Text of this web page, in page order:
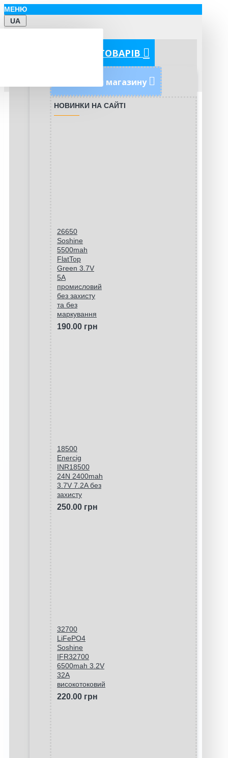
МЕНЮ
UA
КАТЕГОРІЇ ТОВАРІВ
Новинки магазину
НОВИНКИ НА САЙТІ
26650
Soshine
5500mah
FlatTop
Green 3.7V
5A
промисловий
без захисту
та без
маркування
190.00 грн
18500
Enercig
INR18500
24N 2400mah
3.7V 7.2A без
захисту
250.00 грн
32700
LiFePO4
Soshine
IFR32700
6500mah 3.2V
32A
високотоковий
220.00 грн